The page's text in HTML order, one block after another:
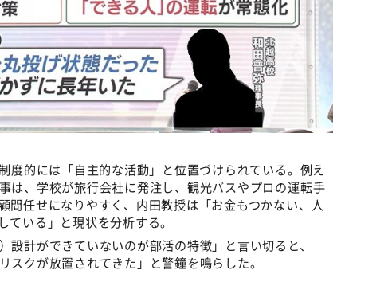
度的には「自主的な活動」と位置づけられている。例え
は、学校が旅行会社に発注し、観光バスやプロの運転手
問任せになりやすく、内田教授は「お金もつかない、人
いる」と現状を分析する。
設計ができていないのが部活の特徴」と言い切ると、
スクが放置されてきた」と警鐘を鳴らした。